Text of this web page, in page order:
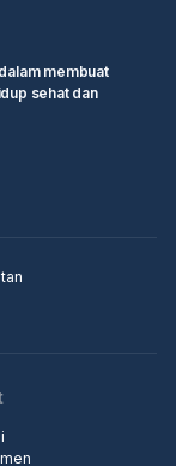
membuat
sehat dan